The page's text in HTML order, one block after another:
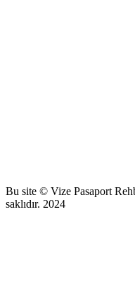
Bu site © Vize Pasaport
saklıdır. 2024